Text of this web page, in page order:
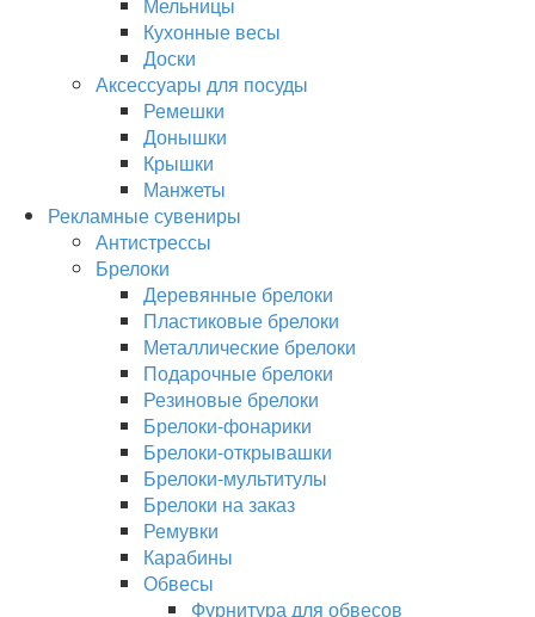
Кухонные весы
Доски
Аксессуары для посуды
Ремешки
Донышки
Крышки
Манжеты
Рекламные сувениры
Антистрессы
Брелоки
Деревянные брелоки
Пластиковые брелоки
Металлические брелоки
Подарочные брелоки
Резиновые брелоки
Брелоки-фонарики
Брелоки-открывашки
Брелоки-мультитулы
Брелоки на заказ
Ремувки
Карабины
Обвесы
Фурнитура для обвесов